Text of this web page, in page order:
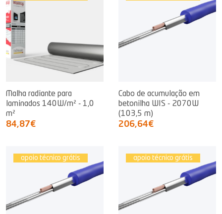
Malha radiante para
laminados 140W/m² - 1,0
m²
84,87€
Cabo de acumulação em
betonilha WIS - 2070W
(103,5 m)
206,64€
apoio técnico grátis apoio técnico grátis